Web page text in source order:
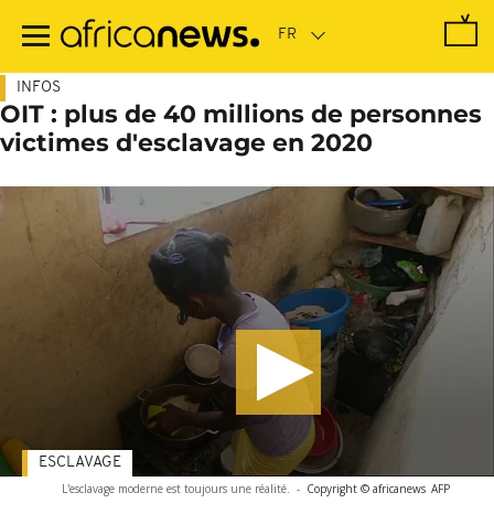
contenu
INFOS
OIT : plus de 40 millions de personnes
victimes d'esclavage en 2020
L'esclavage moderne est toujours une réalité. - Copyright © africanews AFP
ESCLAVAGE